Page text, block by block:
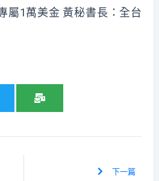
1萬美金 黃秘書長：全台
下一篇